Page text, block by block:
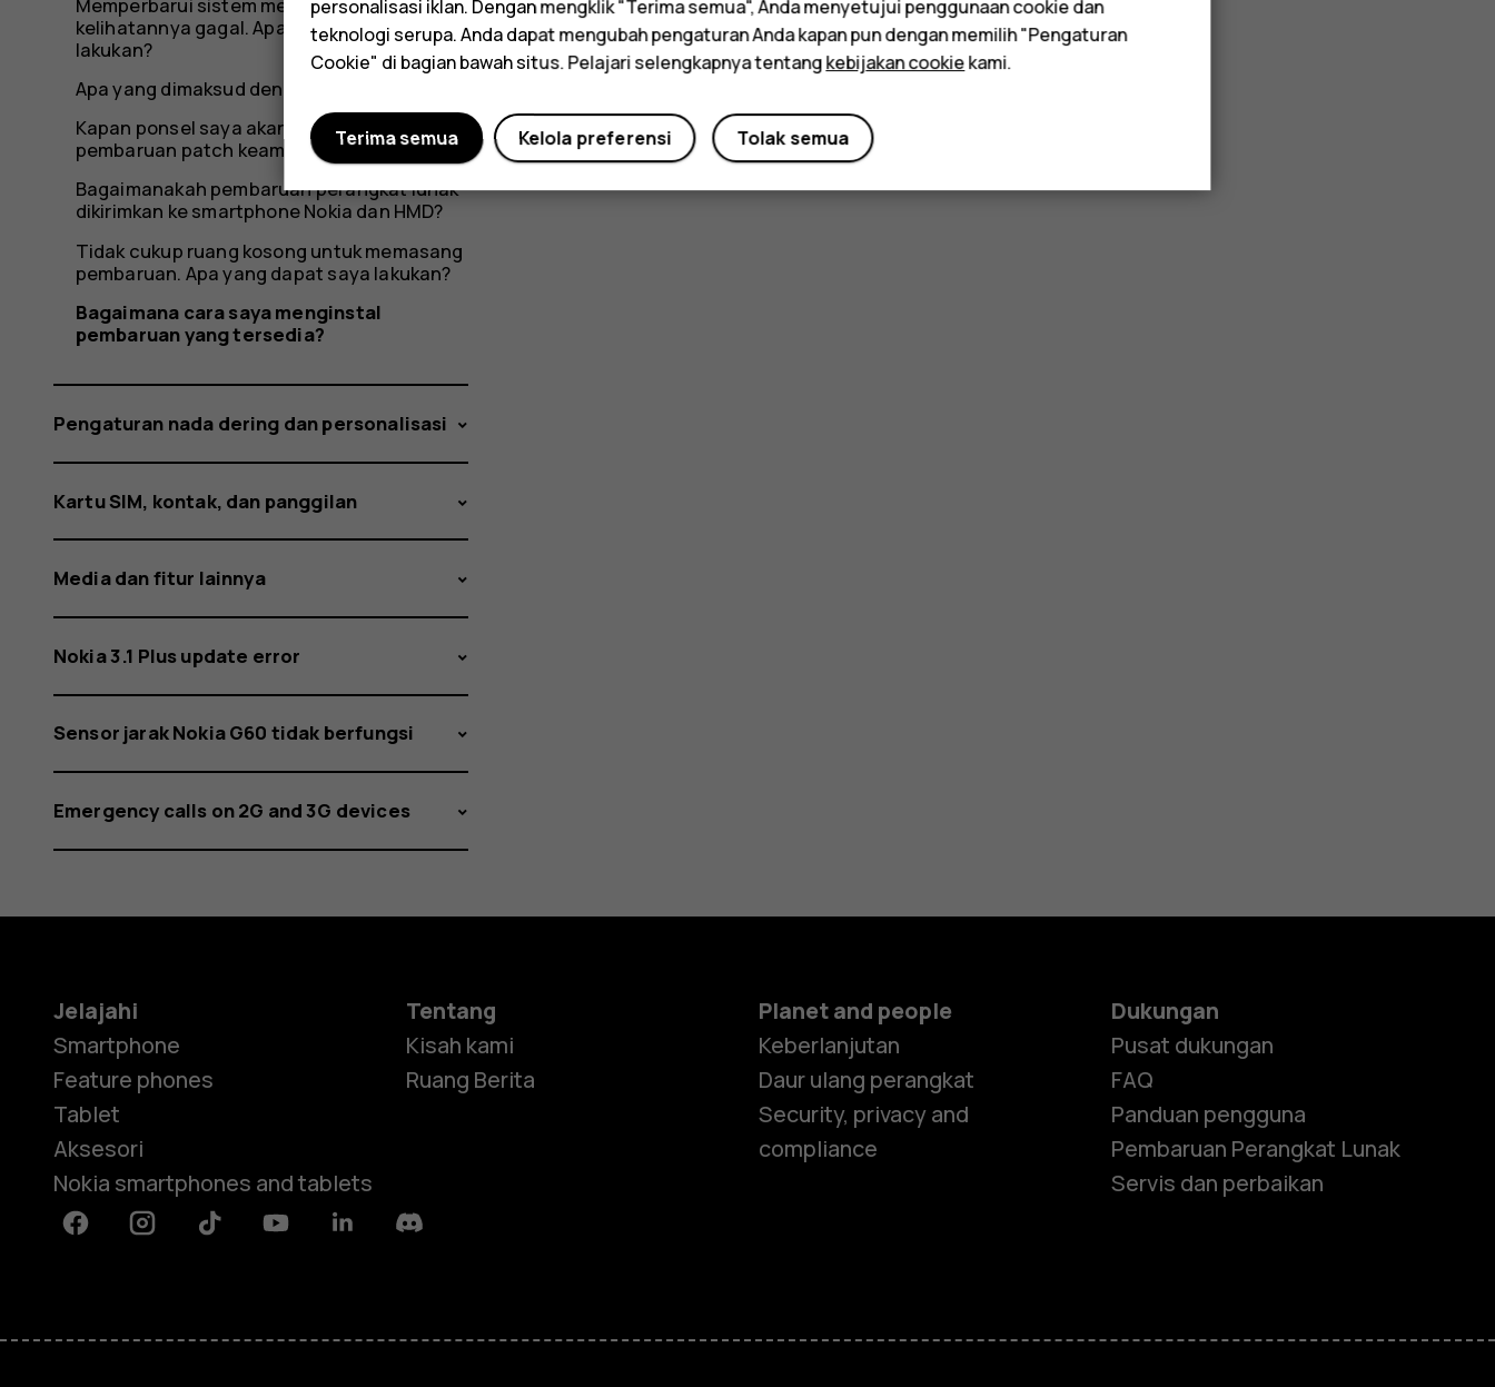
Smartphone
Memperbarui sistem melalui OTA
kelihatannya gagal. Apa yang harus saya
lakukan?
Apa yang dimaksud dengan FOTA?
Kapan ponsel saya akan mendapatkan
pembaruan patch keamanan terbaru?
Bagaimanakah pembaruan perangkat lunak
dikirimkan ke smartphone Nokia dan HMD?
Tidak cukup ruang kosong untuk memasang
pembaruan. Apa yang dapat saya lakukan?
Bagaimana cara saya menginstal
pembaruan yang tersedia?
Pengaturan nada dering dan personalisasi
Kartu SIM, kontak, dan panggilan
Media dan fitur lainnya
Nokia 3.1 Plus update error
Sensor jarak Nokia G60 tidak berfungsi
Emergency calls on 2G and 3G devices
Jelajahi
Smartphone
Feature phones
Tablet
Aksesori
Nokia smartphones and tablets
Tentang
Kisah kami
Ruang Berita
Planet and people
Keberlanjutan
Daur ulang perangkat
Security, privacy and
compliance
Dukungan
Pusat dukungan
FAQ
Panduan pengguna
Pembaruan Perangkat Lunak
Servis dan perbaikan
FacebookInstagramTiktok YoutubeLinkedinDiscord
personalisasi iklan. Dengan mengklik "Terima semua", Anda menyetujui penggunaan cookie dan
teknologi serupa. Anda dapat mengubah pengaturan Anda kapan pun dengan memilih "Pengaturan
Cookie" di bagian bawah situs. Pelajari selengkapnya tentangkebijakan cookiekami.
Tolak semua
Kelola preferensi
Terima semua